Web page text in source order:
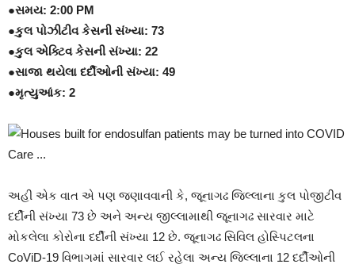
●સમય: 2:00 PM
●કુલ પોઝીટીવ કેસની સંખ્યા: 73
●કુલ એક્ટિવ કેસની સંખ્યા: 22
●સાજા થયેલા દર્દીઓની સંખ્યા: 49
●મૃત્યુઆંક: 2
અહી એક વાત એ પણ જણાવવાની કે, જૂનાગઢ જિલ્લાના કુલ પોજીટીવ
દર્દીની સંખ્યા 73 છે અને અન્ય જીલ્લામાથી જૂનાગઢ સારવાર માટે
મોકલેલા કોરોના દર્દીની સંખ્યા 12 છે. જૂનાગઢ સિવિલ હોસ્પિટલના
CoViD-19 વિભાગમાં સારવાર લઈ રહેલા અન્ય જિલ્લાના 12 દર્દીઓની